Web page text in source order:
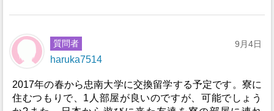
質問者
haruka7514
9月4日
2017年の春から忠南大学に交換留学する予定です。寮に
住むつもりで、1人部屋が良いのですが、可能でしょう